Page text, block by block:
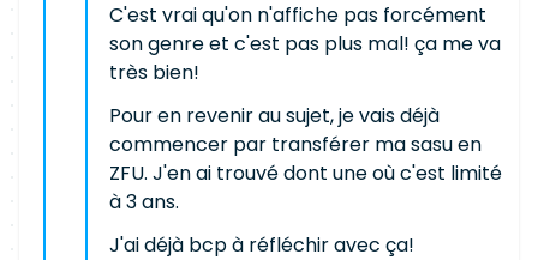
C'est vrai qu'on n'affiche pas forcément
son genre et c'est pas plus mal! ça me va
très bien!
Pour en revenir au sujet, je vais déjà
commencer par transférer ma sasu en
ZFU. J'en ai trouvé dont une où c'est limité
à 3 ans.
J'ai déjà bcp à réfléchir avec ça!